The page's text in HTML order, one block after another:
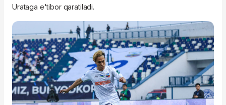
Urataga e'tibor qaratiladi.